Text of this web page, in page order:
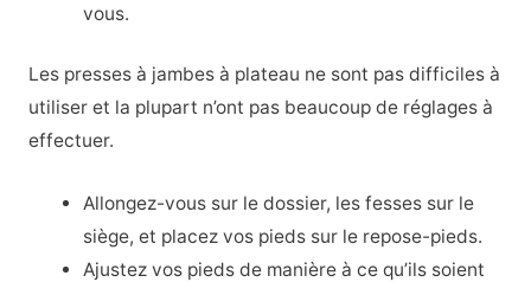
vous.
Les presses à jambes à plateau ne sont pas difficiles à
utiliser et la plupart n’ont pas beaucoup de réglages à
effectuer.
Allongez-vous sur le dossier, les fesses sur le
siège, et placez vos pieds sur le repose-pieds.
Ajustez vos pieds de manière à ce qu’ils soient